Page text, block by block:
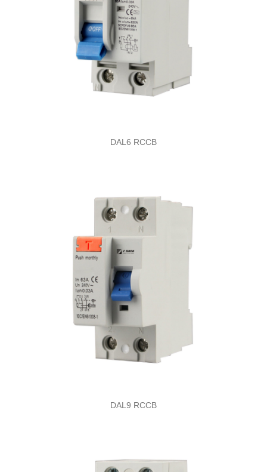
DAL6 RCCB
DAL9 RCCB